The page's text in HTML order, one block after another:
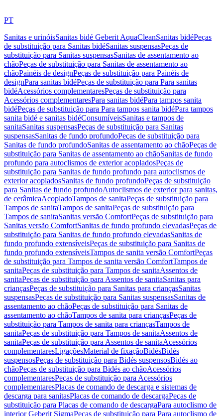
PT
Sanitas e urinóisSanitas bidé Geberit AquaCleanSanitas bidéPeças
de substituição para Sanitas bidéSanitas suspensasPeças de
substituição para Sanitas suspensasSanitas de assentamento ao
chãoPeças de substituição para Sanitas de assentamento ao
chãoPainéis de designPeças de substituição para Painéis de
designPara sanitas bidéPeças de substituição para Para sanitas
bidéAcessórios complementaresPeças de substituição para
Acessórios complementaresPara sanitas bidéPara tampos sanita
bidéPeças de substituição para Para tampos sanita bidéPara tampos
sanita bidé e sanitas bidéConsumíveisSanitas e tampos de
sanitaSanitas suspensasPeças de substituição para Sanitas
suspensasSanitas de fundo profundoPeças de substituição para
Sanitas de fundo profundoSanitas de assentamento ao chãoPeças de
substituição para Sanitas de assentamento ao chãoSanitas de fundo
profundo para autoclismos de exterior acopladosPeças de
substituição para Sanitas de fundo profundo para autoclismos de
exterior acopladosSanitas de fundo profundoPeças de substituição
para Sanitas de fundo profundoAutoclismos de exterior para sanitas,
de cerâmicaAcopladoTampos de sanitaPeças de substituição para
Tampos de sanitaTampos de sanitaPeças de substituição para
Tampos de sanitaSanitas versão ComfortPeças de substituição para
Sanitas versão ComfortSanitas de fundo profundo elevadasPeças de
substituição para Sanitas de fundo profundo elevadasSanitas de
fundo profundo extensíveisPeças de substituição para Sanitas de
fundo profundo extensíveisTampos de sanita versão ComfortPeças
de substituição para Tampos de sanita versão ComfortTampos de
sanitaPeças de substituição para Tampos de sanitaAssentos de
sanitaPeças de substituição para Assentos de sanitaSanitas para
criançasPeças de substituição para Sanitas para criançasSanitas
suspensasPeças de substituição para Sanitas suspensasSanitas de
assentamento ao chãoPeças de substituição para Sanitas de
assentamento ao chãoTampos de sanita para criançasPeças de
substituição para Tampos de sanita para criançasTampos de
sanitaPeças de substituição para Tampos de sanitaAssentos de
sanitaPeças de substituição para Assentos de sanitaAcessórios
complementaresLigaçõesMaterial de fixaçãoBidésBidés
suspensosPeças de substituição para Bidés suspensosBidés ao
chãoPeças de substituição para Bidés ao chãoAcessórios
complementaresPeças de substituição para Acessórios
complementaresPlacas de comando de descarga e sistemas de
descarga para sanitasPlacas de comando de descargaPeças de
substituição para Placas de comando de descargaPara autoclismo de
interior Geberit SigmaPeças de substituição para Para autoclismo de